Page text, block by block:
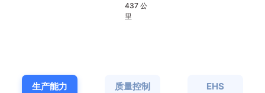
立长期稳定、互惠互
断加强内部管理，严
437 公
里
生产能力 质量控制 EHS